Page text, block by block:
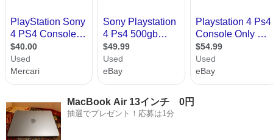
MacBook Air 13インチ 0円
抽選でプレゼント！応募は1分